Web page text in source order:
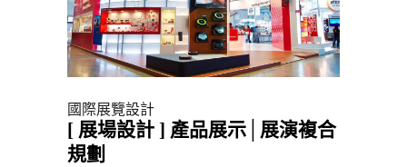
國際展覽設計
[ 展場設計 ] 產品展示│展演複合
規劃